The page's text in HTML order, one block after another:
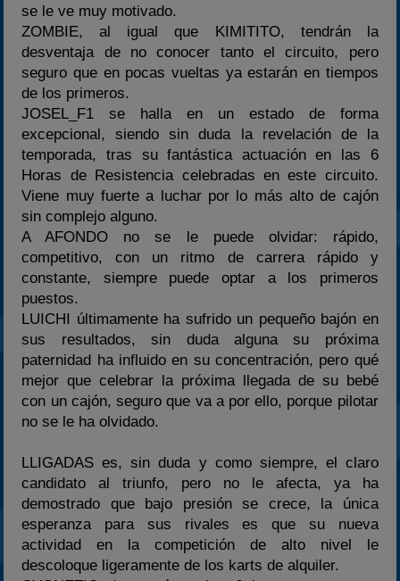
se le ve muy motivado.
ZOMBIE, al igual que KIMITITO, tendrán la
desventaja de no conocer tanto el circuito, pero
seguro que en pocas vueltas ya estarán en tiempos
de los primeros.
JOSEL_F1 se halla en un estado de forma
excepcional, siendo sin duda la revelación de la
temporada, tras su fantástica actuación en las 6
Horas de Resistencia celebradas en este circuito.
Viene muy fuerte a luchar por lo más alto de cajón
sin complejo alguno.
A AFONDO no se le puede olvidar: rápido,
competitivo, con un ritmo de carrera rápido y
constante, siempre puede optar a los primeros
puestos.
LUICHI últimamente ha sufrido un pequeño bajón en
sus resultados, sin duda alguna su próxima
paternidad ha influido en su concentración, pero qué
mejor que celebrar la próxima llegada de su bebé
con un cajón, seguro que va a por ello, porque pilotar
no se le ha olvidado.
LLIGADAS es, sin duda y como siempre, el claro
candidato al triunfo, pero no le afecta, ya ha
demostrado que bajo presión se crece, la única
esperanza para sus rivales es que su nueva
actividad en la competición de alto nivel le
descoloque ligeramente de los karts de alquiler.